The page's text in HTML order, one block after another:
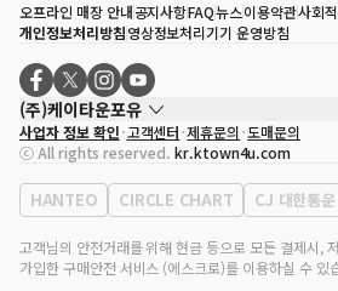
오프라인 매장 안내공지사항FAQ뉴스이용약관사회
개인정보처리방침영상정보처리기기 운영방침
(주)케이타운포유
대표자
송효민
사업자등록번호
120-87-71116
통신판매업 신고번호 제2011-서울강남-02223
대표전화
02-552-9855
사업자 정보 확인 고객센터 제휴문의 도매문의
ⓒ All rights reserved. kr.ktown4u.com
HANTEO CIRCLE CHART CJ 대한통운
고객님의 안전거래를 위해 현금 등으로 모든 결제시,
가입한 구매안전 서비스 (에스크로)를 이용하실 수 있